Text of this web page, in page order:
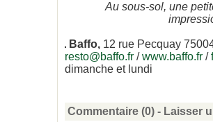
Au sous-sol, une
Baffo, 12 rue Pecquay
resto@baffo.fr /www.baffo.fr /
dimanche et lundi
Commentaire (0) - Laisser